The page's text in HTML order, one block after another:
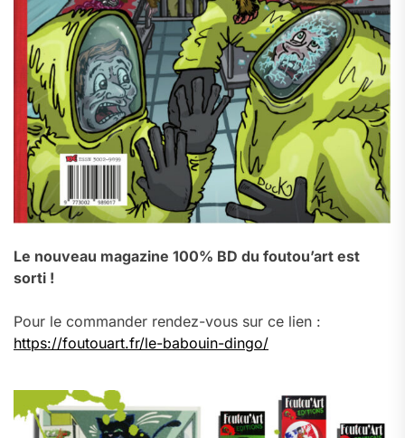
Le nouveau magazine 100% BD du foutou’art est
sorti !
Pour le commander rendez-vous sur ce lien :
https://foutouart.fr/le-babouin-dingo/